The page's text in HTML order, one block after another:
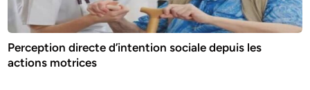
Perception directe d’intention sociale depuis les
actions motrices